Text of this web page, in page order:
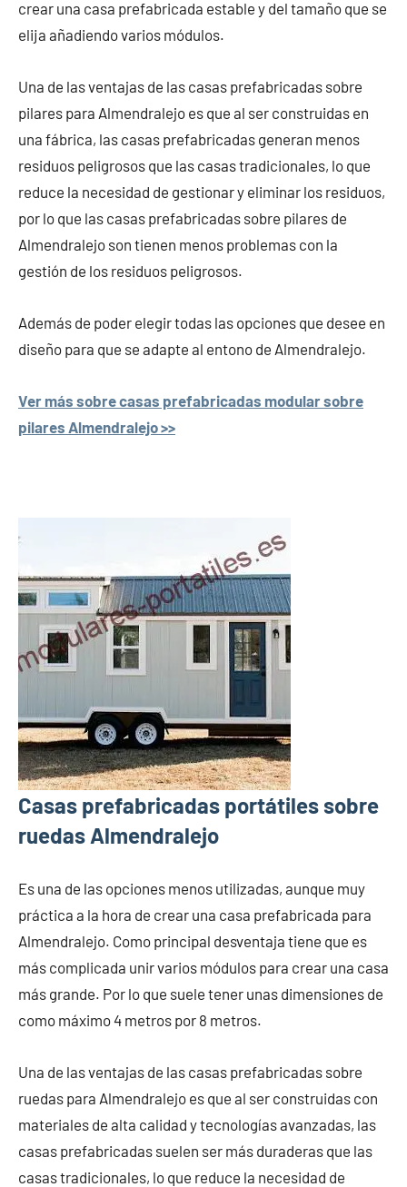
crear una casa prefabricada estable y del tamaño que se
elija añadiendo varios módulos.
Una de las ventajas de las casas prefabricadas sobre
pilares para Almendralejo es que al ser construidas en
una fábrica, las casas prefabricadas generan menos
residuos peligrosos que las casas tradicionales, lo que
reduce la necesidad de gestionar y eliminar los residuos,
por lo que las casas prefabricadas sobre pilares de
Almendralejo son tienen menos problemas con la
gestión de los residuos peligrosos.
Además de poder elegir todas las opciones que desee en
diseño para que se adapte al entono de Almendralejo.
Ver más sobre casas prefabricadas modular sobre
pilares Almendralejo >>
Casas prefabricadas portátiles sobre
ruedas Almendralejo
Es una de las opciones menos utilizadas, aunque muy
práctica a la hora de crear una casa prefabricada para
Almendralejo. Como principal desventaja tiene que es
más complicada unir varios módulos para crear una casa
más grande. Por lo que suele tener unas dimensiones de
como máximo 4 metros por 8 metros.
Una de las ventajas de las casas prefabricadas sobre
ruedas para Almendralejo es que al ser construidas con
materiales de alta calidad y tecnologías avanzadas, las
casas prefabricadas suelen ser más duraderas que las
casas tradicionales, lo que reduce la necesidad de